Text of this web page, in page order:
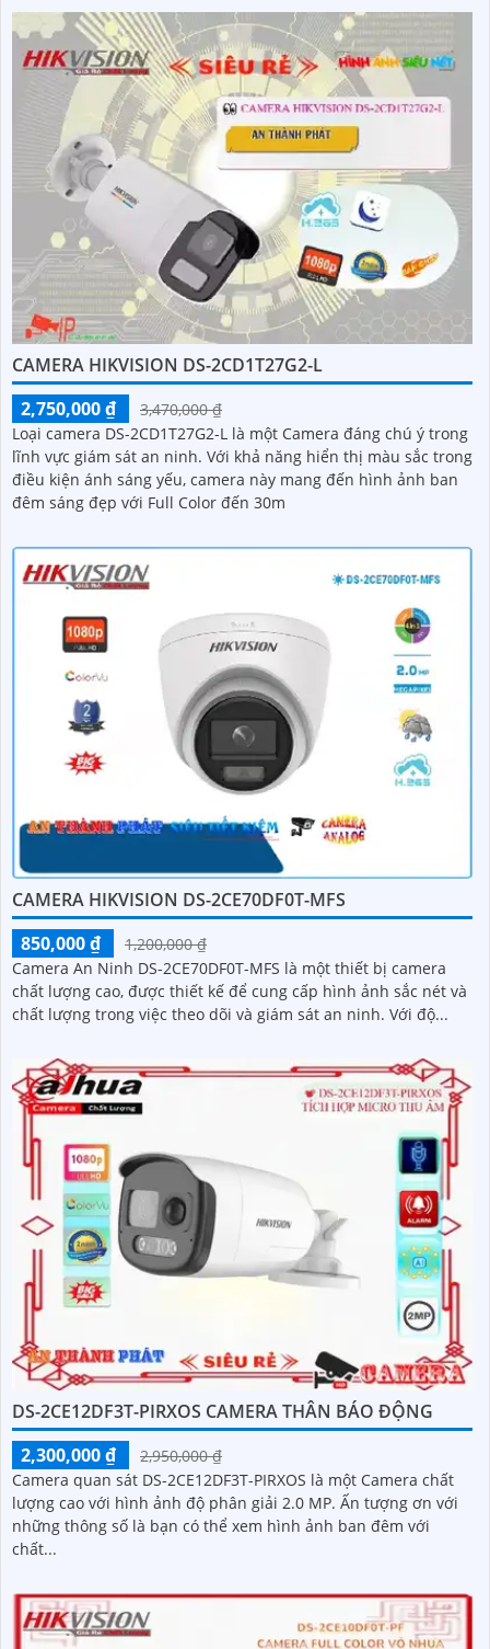
CAMERA HIKVISION DS-2CD1T27G2-L
2,750,000 ₫
3,470,000 ₫
Loại camera DS-2CD1T27G2-L là một Camera đáng chú ý trong
lĩnh vực giám sát an ninh. Với khả năng hiển thị màu sắc trong
điều kiện ánh sáng yếu, camera này mang đến hình ảnh ban
đêm sáng đẹp với Full Color đến 30m
CAMERA HIKVISION DS-2CE70DF0T-MFS
850,000 ₫
1,200,000 ₫
Camera An Ninh DS-2CE70DF0T-MFS là một thiết bị camera
chất lượng cao, được thiết kế để cung cấp hình ảnh sắc nét và
chất lượng trong việc theo dõi và giám sát an ninh. Với độ...
DS-2CE12DF3T-PIRXOS CAMERA THÂN BÁO ĐỘNG
2,300,000 ₫
2,950,000 ₫
Camera quan sát DS-2CE12DF3T-PIRXOS là một Camera chất
lượng cao với hình ảnh độ phân giải 2.0 MP. Ấn tượng ơn với
những thông số là bạn có thể xem hình ảnh ban đêm với
chất...